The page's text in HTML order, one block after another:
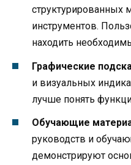
структурированных
инструментов.
находить
Графические
и визуальных
лучше понять
Обучающие
руководств и
демонстрируют